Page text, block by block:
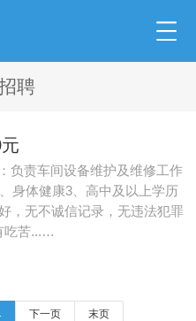
聘
负责车间设备维护及维修工作
身体健康3、高中及以上学历
，无不诚信记录，无违法犯罪
吃苦...…
下一页 末页